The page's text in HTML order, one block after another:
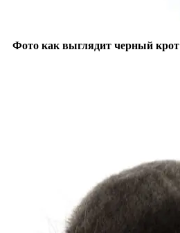
Фото как выглядит черный крот